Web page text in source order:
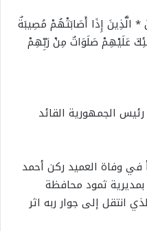
* الَّذِينَ إِذَا أَصَابَتْهُمْ مُصِيبَةٌ
عَلَيْهِمْ صَلَوَاتٌ مِنْ رَبِّهِمْ
الجمهورية القائد
في وفاة العميد ركن أحمد
اللواء 315 مدرع، بمديرية ثمود محافظة
انتقل إلى جوار ربه اثر